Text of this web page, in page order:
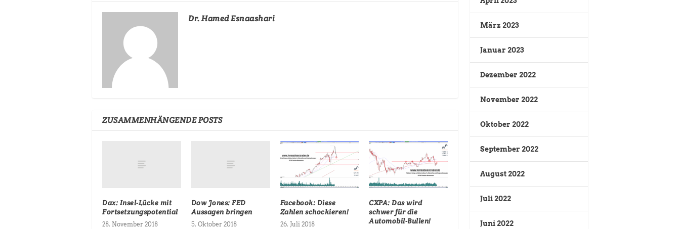
Dr. Hamed Esnaashari
ZUSAMMENHÄNGENDE POSTS
Dax: Insel-Lücke mit
Fortsetzungspotential
28. November 2018
Dow Jones: FED
Aussagen bringen
5. Oktober 2018
Facebook: Diese
Zahlen schockieren!
26. Juli 2018
CXPA: Das wird
schwer für die
Automobil-Bullen!
März 2023
Januar 2023
Dezember 2022
November 2022
Oktober 2022
September 2022
August 2022
Juli 2022
Juni 2022